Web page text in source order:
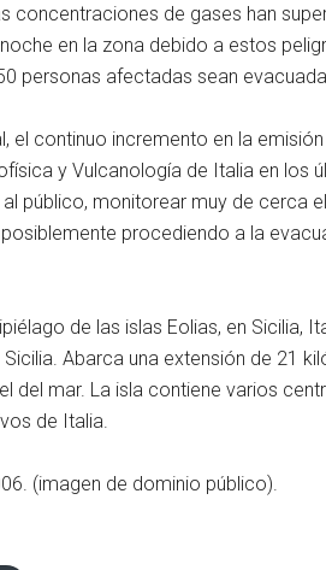
concentraciones de gases han
en la zona debido a estos
personas afectadas sean
el continuo incremento en la
y Vulcanología de Italia en los
público, monitorear muy de cerca
procediendo a la
de las islas Eolias, en Sicilia,
Abarca una extensión de 21
del mar. La isla contiene varios
de Italia.
(imagen de dominio público).